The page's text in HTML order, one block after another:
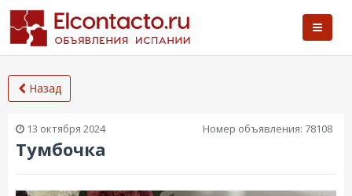
Назад
13 октября 2024 Номер объявления: 78108
Тумбочка